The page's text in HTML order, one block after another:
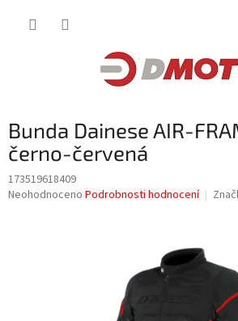
Bunda Dainese AIR-
černo-červená
173519618409
Průměrné
Neohodnoceno Podrobnosti hodnocení